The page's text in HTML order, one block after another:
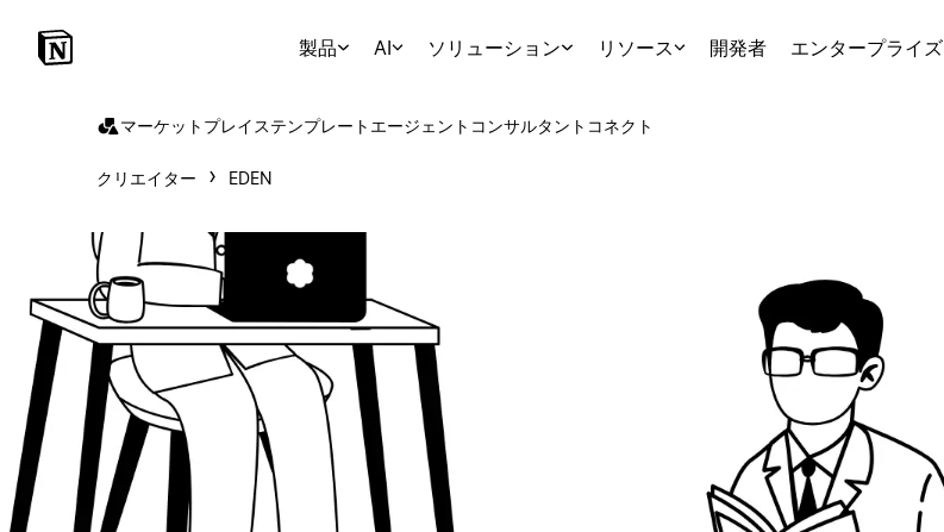
製品 AI ソリューション リソース 開発者 エンタープライズ
マーケットプレイステンプレート エージェント コンサルタント コネクト
クリエイター EDEN